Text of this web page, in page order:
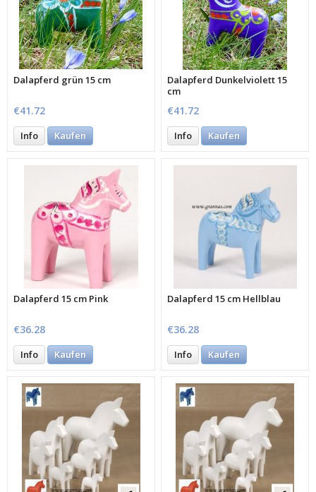
Dalapferd grün 15 cm
€41.72
Info Kaufen
Dalapferd Dunkelviolett 15
cm
€41.72
Info Kaufen
Dalapferd 15 cm Pink
€36.28
Info Kaufen
Dalapferd 15 cm Hellblau
€36.28
Info Kaufen